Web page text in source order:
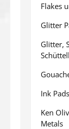
Flakes
Glitter
Glitter,
Ink
Ken
Metals